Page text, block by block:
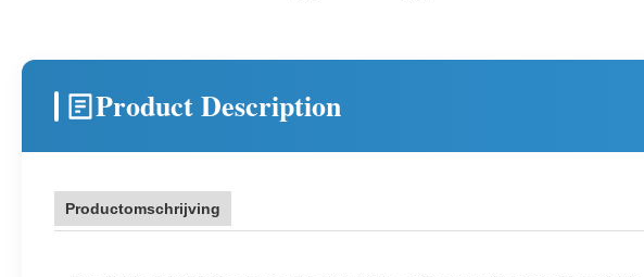
Product Description
Productomschrijving